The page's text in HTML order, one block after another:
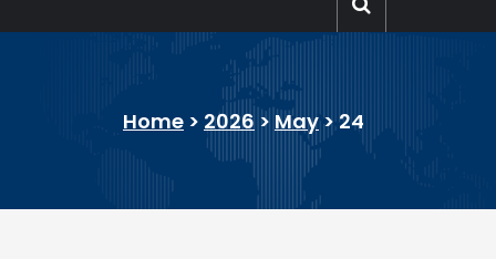
Home > 2026 > May>24